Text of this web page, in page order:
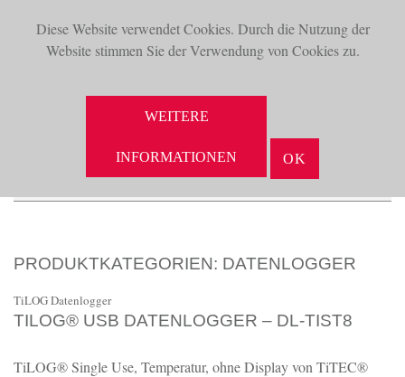
Diese Website verwendet Cookies. Durch die Nutzung der
Website stimmen Sie der Verwendung von Cookies zu.
WEITERE
INFORMATIONEN OK
PRODUKTKATEGORIEN: DATENLOGGER
TiLOG Datenlogger
TILOG® USB DATENLOGGER – DL-TIST8
TiLOG® Single Use, Temperatur, ohne Display von TiTEC®